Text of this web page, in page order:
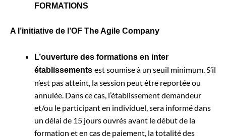
FORMATIONS
A l’initiative de l’OF The Agile Company
L’ouverture des formations en inter
établissements est soumise à un seuil minimum. S’il
n’est pas atteint, la session peut être reportée ou
annulée. Dans ce cas, l’établissement demandeur
et/ou le participant en individuel, sera informé dans
un délai de 15 jours ouvrés avant le début de la
formation et en cas de paiement, la totalité des